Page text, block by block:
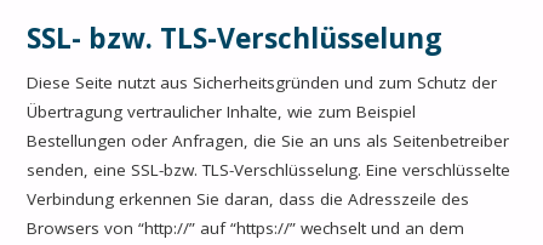
SSL- bzw. TLS-Verschlüsselung
Diese Seite nutzt aus Sicherheitsgründen und zum Schutz der
Übertragung vertraulicher Inhalte, wie zum Beispiel
Bestellungen oder Anfragen, die Sie an uns als Seitenbetreiber
senden, eine SSL-bzw. TLS-Verschlüsselung. Eine verschlüsselte
Verbindung erkennen Sie daran, dass die Adresszeile des
Browsers von “http://” auf “https://” wechselt und an dem